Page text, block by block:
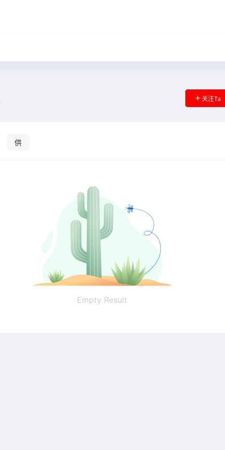
关注Ta
供
Empty Result